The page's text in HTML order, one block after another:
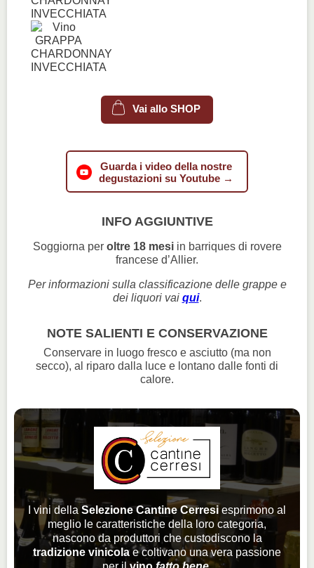
Vai allo SHOP
Guarda i video della nostre
degustazioni su Youtube →
INFO AGGIUNTIVE
Soggiorna per oltre 18 mesiin barriques di rovere
francese d’Allier.
Per informazioni sulla classificazione delle grappe e
dei liquori vai qui.
NOTE SALIENTI E CONSERVAZIONE
Conservare in luogo fresco e asciutto (ma non
secco), al riparo dalla luce e lontano dalle fonti di
calore.
I vini della Selezione Cantine Cerresi esprimono al
meglio le caratteristiche della loro categoria,
nascono da produttori che custodiscono la
tradizione vinicolae coltivano una vera passione